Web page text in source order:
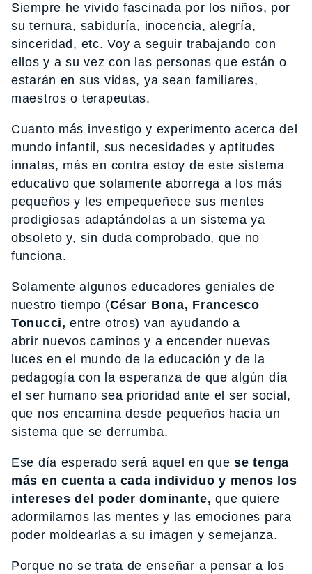
Siempre he vivido fascinada por los niños, por
su ternura, sabiduría, inocencia, alegría,
sinceridad, etc. Voy a seguir trabajando con
ellos y a su vez con las personas que están o
estarán en sus vidas, ya sean familiares,
maestros o terapeutas.
Cuanto más investigo y experimento acerca del
mundo infantil, sus necesidades y aptitudes
innatas, más en contra estoy de este sistema
educativo que solamente aborrega a los más
pequeños y les empequeñece sus mentes
prodigiosas adaptándolas a un sistema ya
obsoleto y, sin duda comprobado, que no
funciona.
Solamente algunos educadores geniales de
nuestro tiempo (César Bona, Francesco
Tonucci, entre otros) van ayudando a
abrir nuevos caminos y a encender nuevas
luces en el mundo de la educación y de la
pedagogía con la esperanza de que algún día
el ser humano sea prioridad ante el ser social,
que nos encamina desde pequeños hacia un
sistema que se derrumba.
Ese día esperado será aquel en quese tenga
más en cuenta a cada individuo y menos los
intereses del poder dominante, que quiere
adormilarnos las mentes y las emociones para
poder moldearlas a su imagen y semejanza.
Porque no se trata de enseñar a pensar a los